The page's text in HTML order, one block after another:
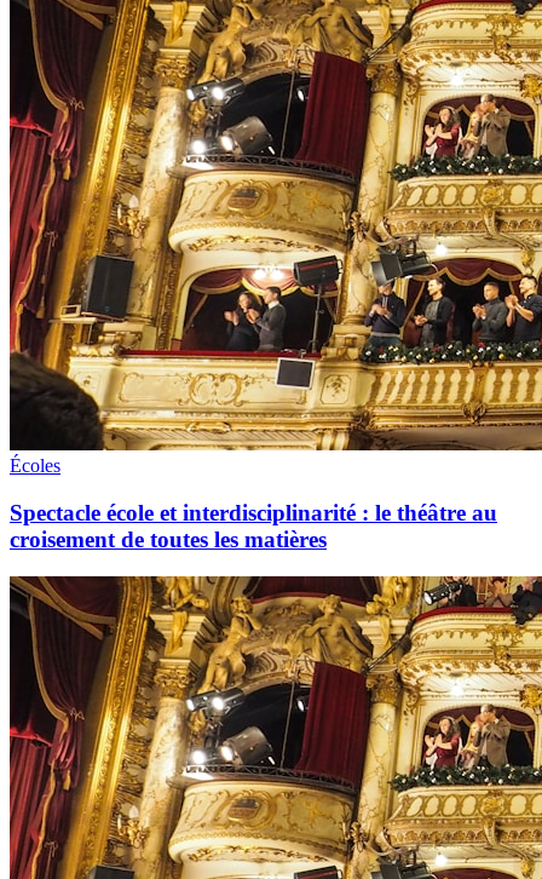
Écoles
Spectacle école et interdisciplinarité : le théâtre au
croisement de toutes les matières